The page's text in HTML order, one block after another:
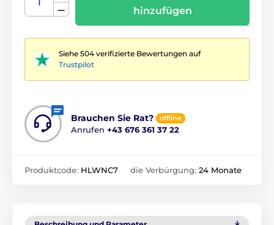
hinzufügen
Siehe 504 verifizierte Bewertungen auf
Trustpilot
Brauchen Sie Rat? offline
Anrufen +43 676 361 37 22
Produktcode: HLWNC7 die Verbürgung: 24 Monate